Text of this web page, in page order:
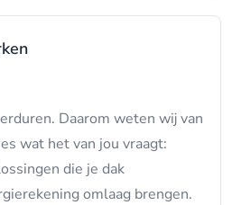
Daarom weten wij van
wat het van jou vraagt:
die je dak
omlaag brengen.